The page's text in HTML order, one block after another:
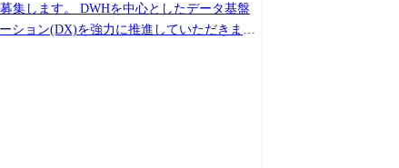
集します。 DWHを中心としたデータ基盤
ション(DX)を強力に推進していただきま
BigQuery, Databricks ・データ処理基盤:
リケーション: Tableau, Power BI, AWS
顧客業務への理解を深めていただくことを